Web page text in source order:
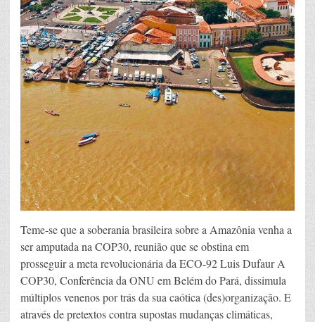
Teme-se que a soberania brasileira sobre a Amazônia venha a
ser amputada na COP30, reunião que se obstina em
prosseguir a meta revolucionária da ECO-92 Luis Dufaur A
COP30, Conferência da ONU em Belém do Pará, dissimula
múltiplos venenos por trás da sua caótica (des)organização. E
através de pretextos contra supostas mudanças climáticas,